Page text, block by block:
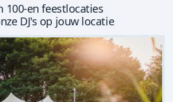
100-en feestlocaties
DJ's op jouw locatie